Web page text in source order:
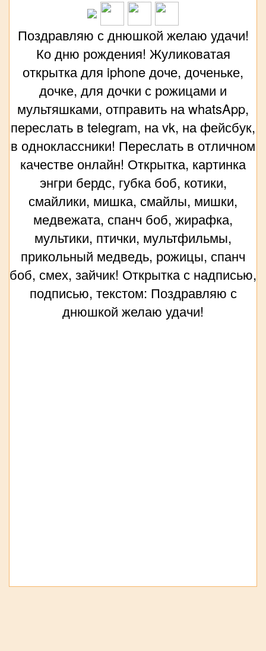
Поздравляю с днюшкой желаю удачи!
Ко дню рождения! Жуликоватая
открытка для iphone доче, доченьке,
дочке, для дочки с рожицами и
мультяшками, отправить на whatsApp,
переслать в telegram, на vk, на фейсбук,
в одноклассники! Переслать в отличном
качестве онлайн! Открытка, картинка
энгри бердс, губка боб, котики,
смайлики, мишка, смайлы, мишки,
медвежата, спанч боб, жирафка,
мультики, птички, мультфильмы,
прикольный медведь, рожицы, спанч
боб, смех, зайчик! Открытка с надписью,
подписью, текстом: Поздравляю с
днюшкой желаю удачи!